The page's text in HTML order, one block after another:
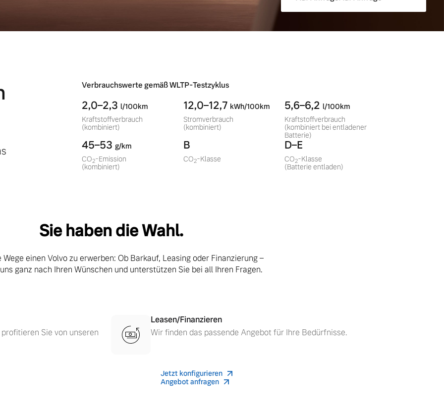
Original Volvo Winter- und Sommer Kompletträder.
Verbrauchswerte gemäß WLTP-Testzyklus
2,0–2,3 l/100km
Kraftstoffverbrauch
(kombiniert)
12,0–12,7 kWh/100km
Stromverbrauch
(kombiniert)
5,6–6,2 l/100km
Kraftstoffverbrauch
(kombiniert bei entladener
Batterie)
45–53 g/km
CO2-Emission
(kombiniert)
B
CO2-Klasse
D–E
CO2-Klasse
(Batterie entladen)
Sie haben die Wahl.
Wege einen Volvo zu erwerben: Ob Barkauf, Leasing oder Finanzierung –
ganz nach Ihren Wünschen und unterstützen Sie bei all Ihren Fragen.
Sie von unseren
Leasen/Finanzieren
Wir finden das passende Angebot für Ihre Bedürfnisse.
Jetzt konfigurieren
Angebot anfragen